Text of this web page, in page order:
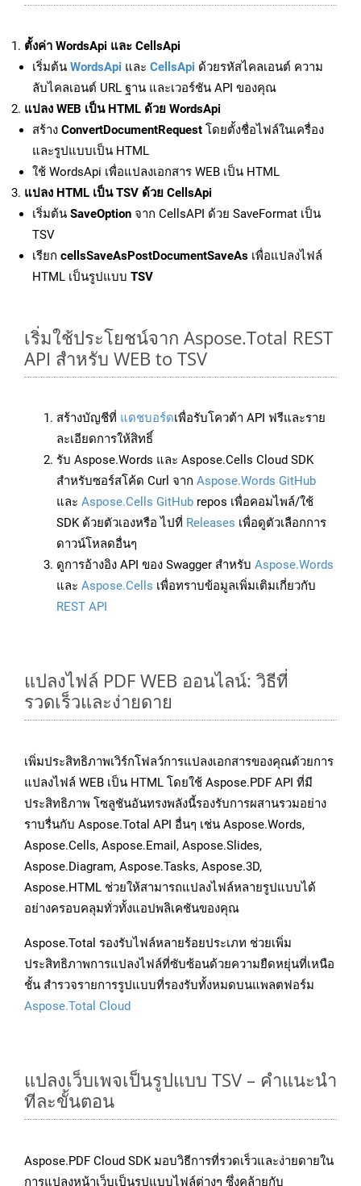
ตั้งค่า WordsApi และ CellsApi
เริ่มต้น WordsApi และ CellsApi ด้วยรหัสไคลเอนต์ ความ
ลับไคลเอนต์ URL ฐาน และเวอร์ชัน API ของคุณ
แปลง WEB เป็น HTML ด้วย WordsApi
สร้าง ConvertDocumentRequest โดยตั้งชื่อไฟล์ในเครื่อง
และรูปแบบเป็น HTML
ใช้ WordsApi เพื่อแปลงเอกสาร WEB เป็น HTML
แปลง HTML เป็น TSV ด้วย CellsApi
เริ่มต้น SaveOption จาก CellsAPI ด้วย SaveFormat เป็น
TSV
เรียก cellsSaveAsPostDocumentSaveAs เพื่อแปลงไฟล์
HTML เป็นรูปแบบ TSV
เริ่มใช้ประโยชน์จาก Aspose.Total REST
API สำหรับ WEB to TSV
สร้างบัญชีที่ แดชบอร์ดเพื่อรับโควต้า API ฟรีและราย
ละเอียดการให้สิทธิ์
รับ Aspose.Words และ Aspose.Cells Cloud SDK
สำหรับซอร์สโค้ด Curl จาก Aspose.Words GitHub
และ Aspose.Cells GitHub repos เพื่อคอมไพล์/ใช้
SDK ด้วยตัวเองหรือ ไปที่ Releases เพื่อดูตัวเลือกการ
ดาวน์โหลดอื่นๆ
ดูการอ้างอิง API ของ Swagger สำหรับ Aspose.Words
และ Aspose.Cells เพื่อทราบข้อมูลเพิ่มเติมเกี่ยวกับ
REST API
แปลงไฟล์ PDF WEB ออนไลน์: วิธีที่
รวดเร็วและง่ายดาย
เพิ่มประสิทธิภาพเวิร์กโฟลว์การแปลงเอกสารของคุณด้วยการ
แปลงไฟล์ WEB เป็น HTML โดยใช้ Aspose.PDF API ที่มี
ประสิทธิภาพ โซลูชันอันทรงพลังนี้รองรับการผสานรวมอย่าง
ราบรื่นกับ Aspose.Total API อื่นๆ เช่น Aspose.Words,
Aspose.Cells, Aspose.Email, Aspose.Slides,
Aspose.Diagram, Aspose.Tasks, Aspose.3D,
Aspose.HTML ช่วยให้สามารถแปลงไฟล์หลายรูปแบบได้
อย่างครอบคลุมทั่วทั้งแอปพลิเคชันของคุณ
Aspose.Total รองรับไฟล์หลายร้อยประเภท ช่วยเพิ่ม
ประสิทธิภาพการแปลงไฟล์ที่ซับซ้อนด้วยความยืดหยุ่นที่เหนือ
ชั้น สำรวจรายการรูปแบบที่รองรับทั้งหมดบนแพลตฟอร์ม
Aspose.Total Cloud
แปลงเว็บเพจเป็นรูปแบบ TSV – คำแนะนำ
ทีละขั้นตอน
Aspose.PDF Cloud SDK มอบวิธีการที่รวดเร็วและง่ายดายใน
การแปลงหน้าเว็บเป็นรูปแบบไฟล์ต่างๆ ซึ่งคล้ายกับ